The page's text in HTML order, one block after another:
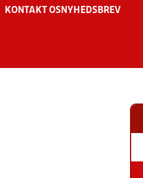
KONTAKT OS NYHEDSBREV